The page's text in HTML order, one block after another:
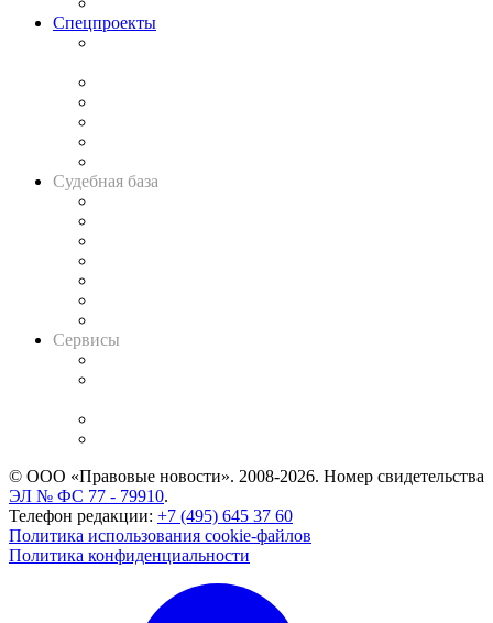
Спецпроекты
Судебная база
Сервисы
© ООО «Правовые новости». 2008-2026. Номер свидетельства
ЭЛ № ФС 77 - 79910.
Телефон редакции: +7 (495) 645 37 60
Политика использования cookie-файлов
Политика конфиденциальности